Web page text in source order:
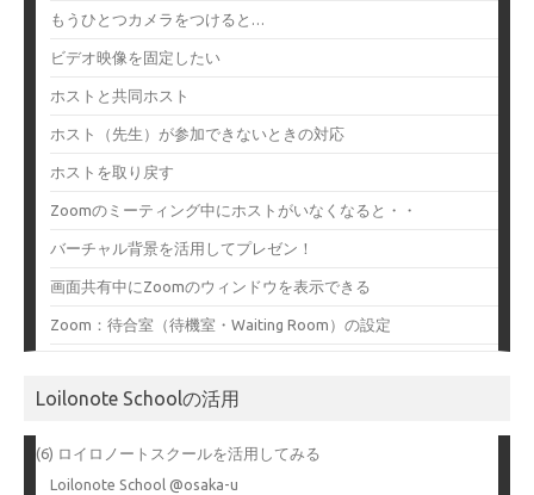
もうひとつカメラをつけると…
ビデオ映像を固定したい
ホストと共同ホスト
ホスト（先生）が参加できないときの対応
ホストを取り戻す
Zoomのミーティング中にホストがいなくなると・・
バーチャル背景を活用してプレゼン！
画面共有中にZoomのウィンドウを表示できる
Zoom：待合室（待機室・Waiting Room）の設定
Loilonote Schoolの活用
(6) ロイロノートスクールを活用してみる
Loilonote School @osaka-u